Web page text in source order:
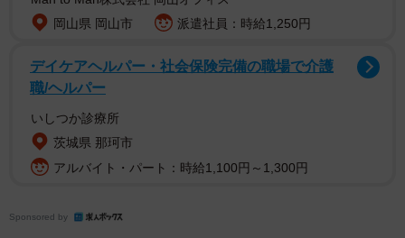
岡山県 岡山市
派遣社員：時給1,250円
デイケアヘルパー・社会保険完備の職場で介護
職/ヘルパー
いしつか診療所
茨城県 那珂市
アルバイト・パート：時給1,100円～1,300円
Sponsored by